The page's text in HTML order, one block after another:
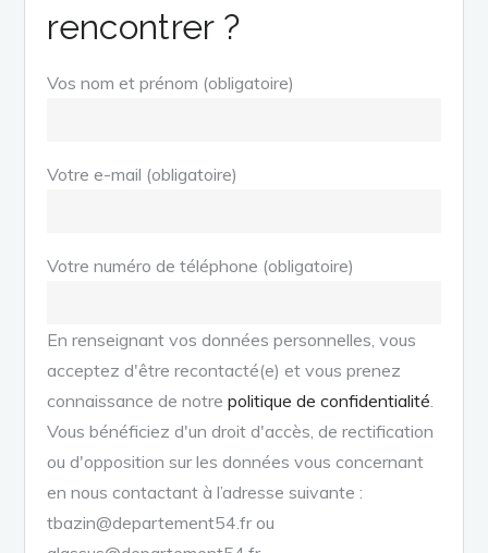
rencontrer ?
Vos nom et prénom (obligatoire)
Votre e-mail (obligatoire)
Votre numéro de téléphone (obligatoire)
En renseignant vos données personnelles, vous
acceptez d'être recontacté(e) et vous prenez
connaissance de notrepolitique de confidentialité
Vous bénéficiez d'un droit d'accès, de rectification
ou d'opposition sur les données vous concernant
en nous contactant à l’adresse suivante :
tbazin@departement54.fr ou